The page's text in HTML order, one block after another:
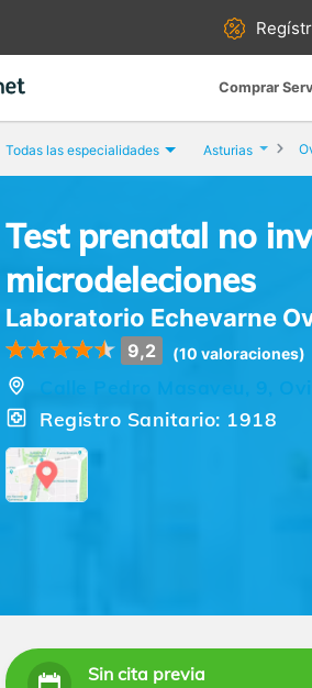
Comprar
Todas las especialidades Asturias
Test prenatal no
microdeleciones
Laboratorio Echevarne
9,2 (10 valoraciones)
Calle Pedro Masaveu, 9,
Registro Sanitario: 1918
Sin cita previa